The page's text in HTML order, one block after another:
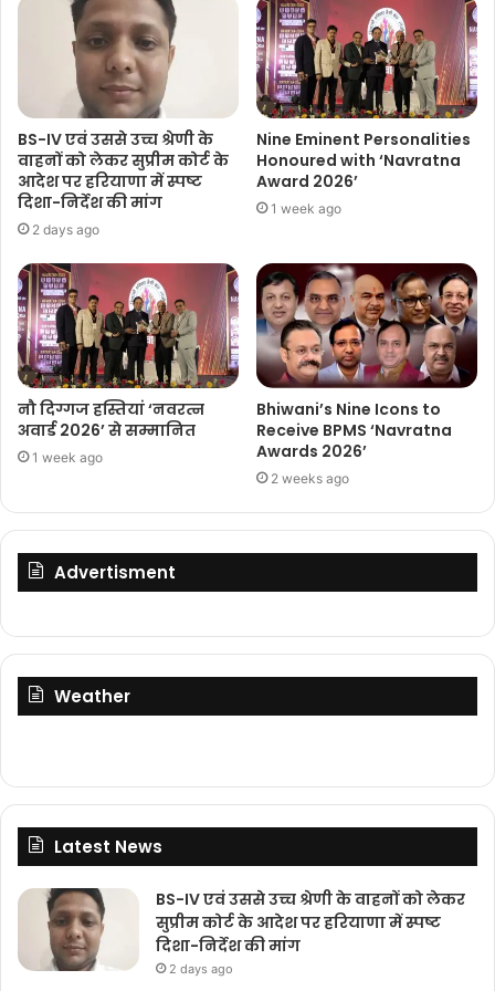
BS-IV एवं उससे उच्च श्रेणी के
वाहनों को लेकर सुप्रीम कोर्ट के
आदेश पर हरियाणा में स्पष्ट
दिशा-निर्देश की मांग
2 days ago
Nine Eminent Personalities
Honoured with ‘Navratna
Award 2026’
1 week ago
नौ दिग्गज हस्तियां ‘नवरत्न
अवार्ड 2026’ से सम्मानित
1 week ago
Bhiwani’s Nine Icons to
Receive BPMS ‘Navratna
Awards 2026’
2 weeks ago
Advertisment
Weather
Latest News
BS-IV एवं उससे उच्च श्रेणी के वाहनों को लेकर
सुप्रीम कोर्ट के आदेश पर हरियाणा में स्पष्ट
दिशा-निर्देश की मांग
2 days ago